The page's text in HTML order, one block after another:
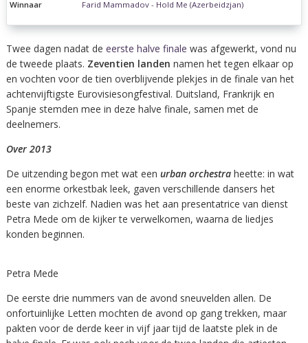
Winnaar
Farid Mammadov - Hold Me (Azerbeidzjan)
Twee dagen nadat de eerste halve finale was afgewerkt, vond nu
de tweede plaats. Zeventien landen namen het tegen elkaar op
en vochten voor de tien overblijvende plekjes in de finale van het
achtenvijftigste Eurovisiesongfestival. Duitsland, Frankrijk en
Spanje stemden mee in deze halve finale, samen met de
deelnemers.
Over 2013
De uitzending begon met wat een urban orchestra heette: in wat
een enorme orkestbak leek, gaven verschillende dansers het
beste van zichzelf. Nadien was het aan presentatrice van dienst
Petra Mede om de kijker te verwelkomen, waarna de liedjes
konden beginnen.
Petra Mede
De eerste drie nummers van de avond sneuvelden allen. De
onfortuinlijke Letten mochten de avond op gang trekken, maar
pakten voor de derde keer in vijf jaar tijd de laatste plek in de